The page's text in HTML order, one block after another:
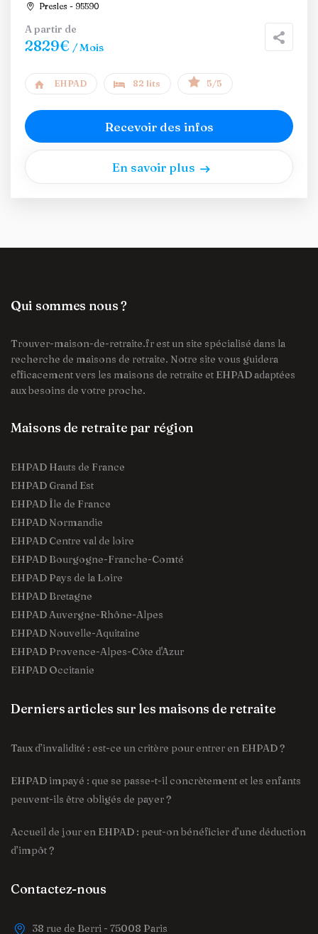
Presles - 95590
A partir de
2829€ / Mois
EHPAD 82 lits 5/5
Recevoir des infos
En savoir plus
Qui sommes nous ?
Trouver-maison-de-retraite.fr est un site spécialisé dans la
recherche de maisons de retraite. Notre site vous guidera
efficacement vers les maisons de retraite et EHPAD adaptées
aux besoins de votre proche.
Maisons de retraite par région
EHPAD Hauts de France
EHPAD Grand Est
EHPAD Île de France
EHPAD Normandie
EHPAD Centre val de loire
EHPAD Bourgogne-Franche-Comté
EHPAD Pays de la Loire
EHPAD Bretagne
EHPAD Auvergne-Rhône-Alpes
EHPAD Nouvelle-Aquitaine
EHPAD Provence-Alpes-Côte d'Azur
EHPAD Occitanie
Derniers articles sur les maisons de retraite
Taux d’invalidité : est-ce un critère pour entrer en EHPAD ?
EHPAD impayé : que se passe-t-il concrètement et les enfants
peuvent-ils être obligés de payer ?
Accueil de jour en EHPAD : peut-on bénéficier d’une déduction
d’impôt ?
Contactez-nous
38 rue de Berri - 75008 Paris